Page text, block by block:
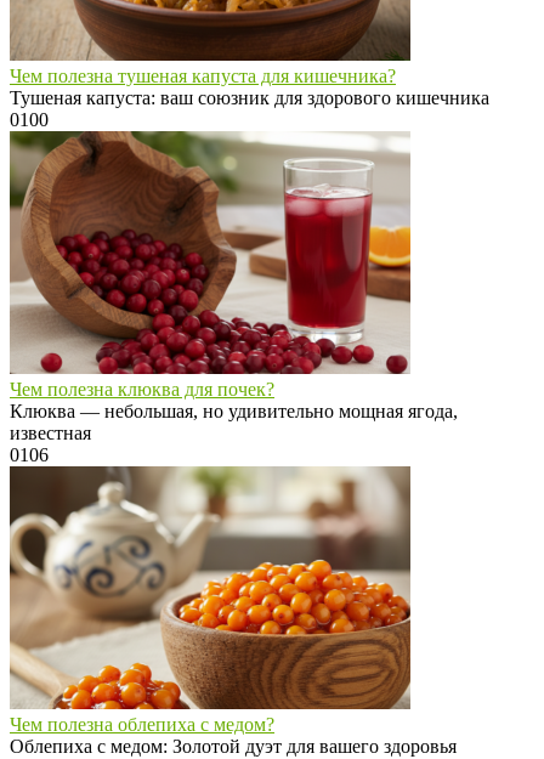
Чем полезна тушеная капуста для кишечника?
Тушеная капуста: ваш союзник для здорового кишечника
0100
Чем полезна клюква для почек?
Клюква — небольшая, но удивительно мощная ягода,
известная
0106
Чем полезна облепиха с медом?
Облепиха с медом: Золотой дуэт для вашего здоровья